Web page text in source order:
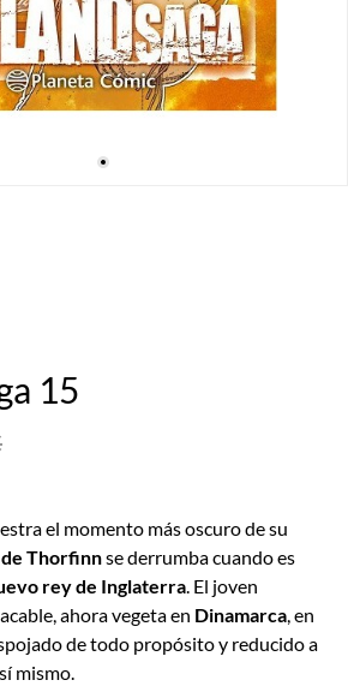
15
el momento más oscuro de su
Thorfinnse derrumba cuando es
rey de Inglaterra. El joven
ahora vegeta en Dinamarca, en
de todo propósito y reducido a
mismo.